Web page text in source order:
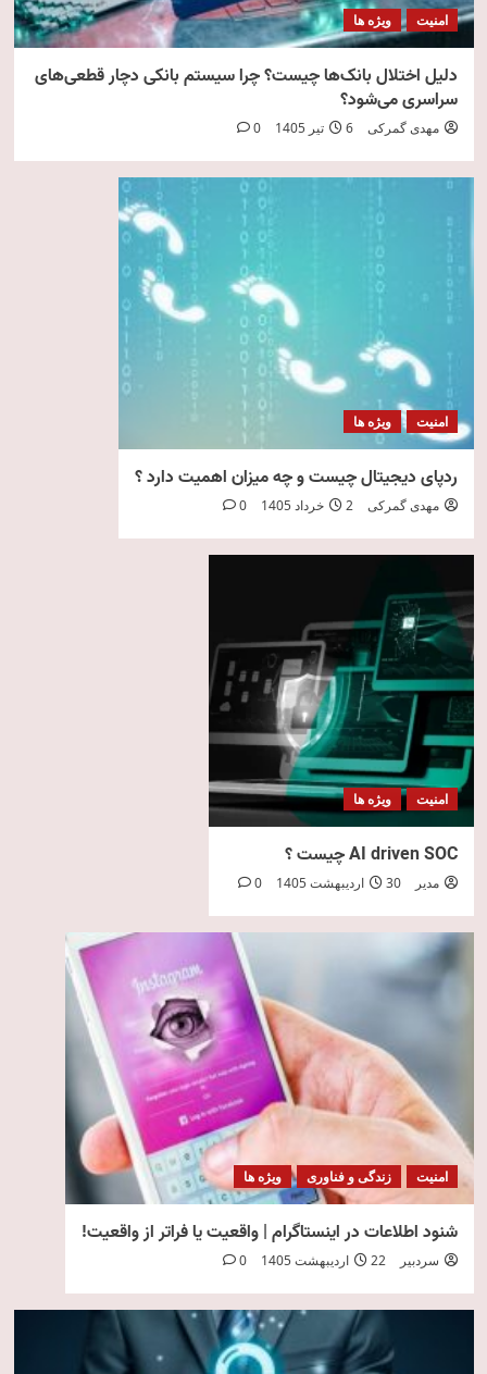
امنیت ویژه ها
دلیل اختلال بانک‌ها چیست؟ چرا سیستم بانکی دچار قطعی‌های
سراسری می‌شود؟
مهدی گمرکی 6 تیر 1405 0
امنیت ویژه ها
ردپای دیجیتال چیست و چه میزان اهمیت دارد ؟
مهدی گمرکی 2 خرداد 1405 0
امنیت ویژه ها
AI driven SOC چیست ؟
مدیر 30 اردیبهشت 1405 0
امنیت زندگی و فناوری ویژه ها
شنود اطلاعات در اینستاگرام | واقعیت یا فراتر از واقعیت!
سردبیر 22 اردیبهشت 1405 0